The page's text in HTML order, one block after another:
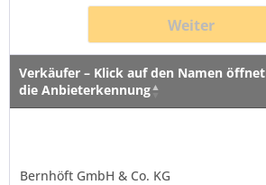
Weiter
Verkäufer – Klick auf den Namen öffnet
die Anbieterkennung
Bernhöft GmbH & Co. KG